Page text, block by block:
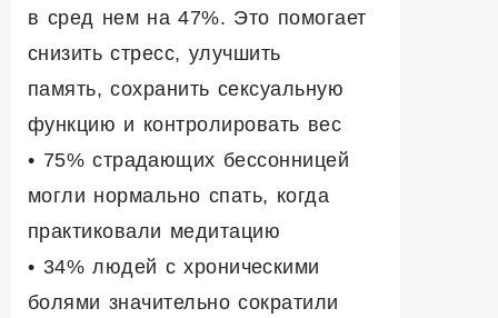
в сред нем на 47%. Это помогает
снизить стресс, улучшить
память, сохранить сексуальную
функцию и контролировать вес
• 75% страдающих бессонницей
могли нормально спать, когда
практиковали медитацию
• 34% людей с хроническими
болями значительно сократили